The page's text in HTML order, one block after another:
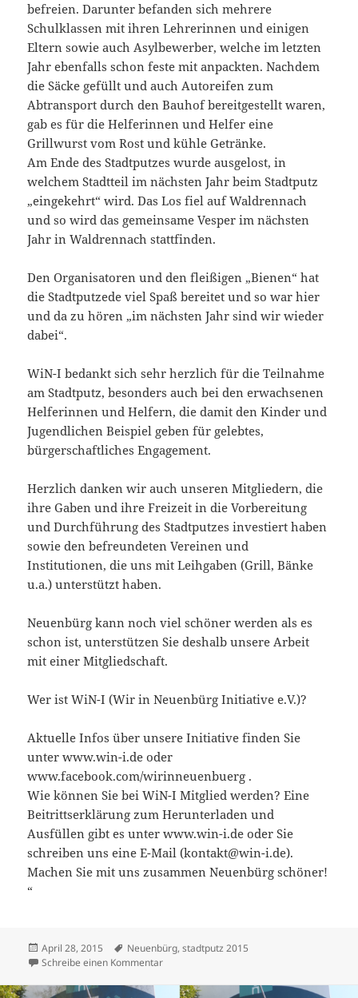
befreien. Darunter befanden sich mehrere
Schulklassen mit ihren Lehrerinnen und einigen
Eltern sowie auch Asylbewerber, welche im letzten
Jahr ebenfalls schon feste mit anpackten. Nachdem
die Säcke gefüllt und auch Autoreifen zum
Abtransport durch den Bauhof bereitgestellt waren,
gab es für die Helferinnen und Helfer eine
Grillwurst vom Rost und kühle Getränke.
Am Ende des Stadtputzes wurde ausgelost, in
welchem Stadtteil im nächsten Jahr beim Stadtputz
„eingekehrt“ wird. Das Los fiel auf Waldrennach
und so wird das gemeinsame Vesper im nächsten
Jahr in Waldrennach stattfinden.
Den Organisatoren und den fleißigen „Bienen“ hat
die Stadtputzede viel Spaß bereitet und so war hier
und da zu hören „im nächsten Jahr sind wir wieder
dabei“.
WiN-I bedankt sich sehr herzlich für die Teilnahme
am Stadtputz, besonders auch bei den erwachsenen
Helferinnen und Helfern, die damit den Kinder und
Jugendlichen Beispiel geben für gelebtes,
bürgerschaftliches Engagement.
Herzlich danken wir auch unseren Mitgliedern, die
ihre Gaben und ihre Freizeit in die Vorbereitung
und Durchführung des Stadtputzes investiert haben
sowie den befreundeten Vereinen und
Institutionen, die uns mit Leihgaben (Grill, Bänke
u.a.) unterstützt haben.
Neuenbürg kann noch viel schöner werden als es
schon ist, unterstützen Sie deshalb unsere Arbeit
mit einer Mitgliedschaft.
Wer ist WiN-I (Wir in Neuenbürg Initiative e.V.)?
Aktuelle Infos über unsere Initiative finden Sie
unter www.win-i.de oder
www.facebook.com/wirinneuenbuerg .
Wie können Sie bei WiN-I Mitglied werden? Eine
Beitrittserklärung zum Herunterladen und
Ausfüllen gibt es unter www.win-i.de oder Sie
schreiben uns eine E-Mail (kontakt@win-i.de).
Machen Sie mit uns zusammen Neuenbürg schöner!
“
Veröffentlicht
am
April 28, 2015 Schlagwörter
Neuenbürg,stadtputz 2015
Schreibe einen Kommentarzu Neuenbürg wird schöner – Neuenbürg